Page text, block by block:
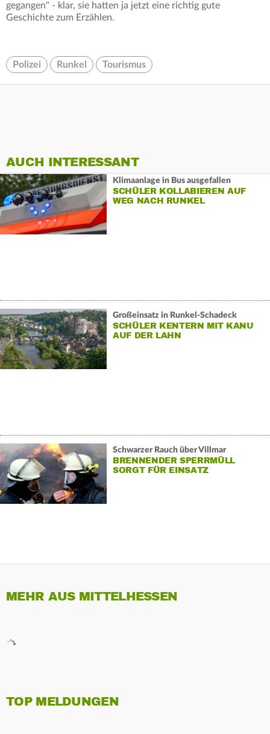
gegangen" - klar, sie hatten ja jetzt eine richtig gute
Geschichte zum Erzählen.
Polizei Runkel Tourismus
AUCH INTERESSANT
Klimaanlage in Bus ausgefallen
SCHÜLER KOLLABIEREN AUF
WEG NACH RUNKEL
Großeinsatz in Runkel-Schadeck
SCHÜLER KENTERN MIT KANU
AUF DER LAHN
Schwarzer Rauch über Villmar
BRENNENDER SPERRMÜLL
SORGT FÜR EINSATZ
MEHR AUS MITTELHESSEN
TOP MELDUNGEN